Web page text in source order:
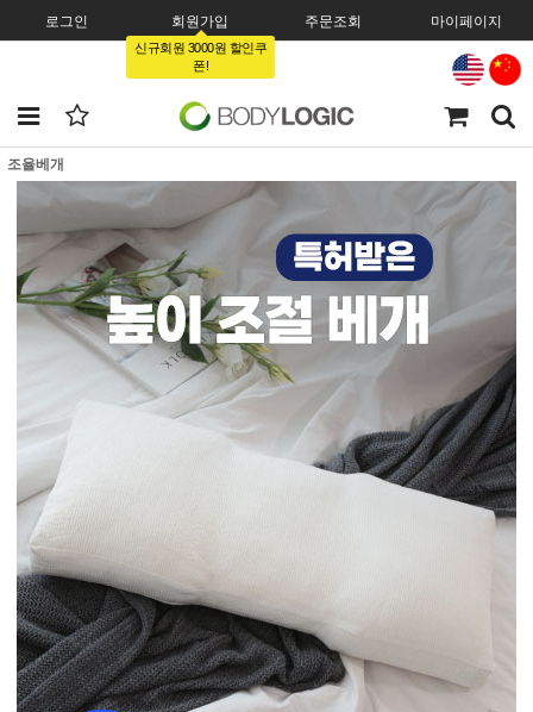
로그인 회원가입
신규회원 3000원 할인쿠
폰!
주문조회 마이페이지
조율베개